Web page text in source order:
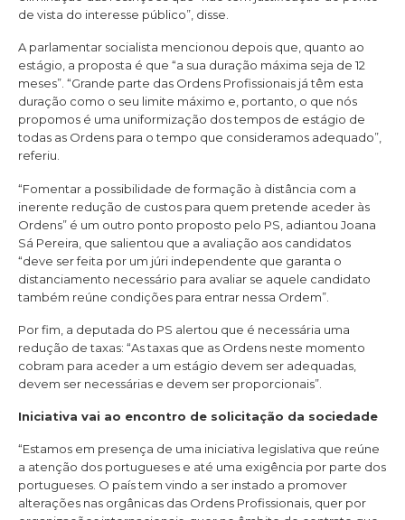
de vista do interesse público”, disse.
A parlamentar socialista mencionou depois que, quanto ao
estágio, a proposta é que “a sua duração máxima seja de 12
meses”. “Grande parte das Ordens Profissionais já têm esta
duração como o seu limite máximo e, portanto, o que nós
propomos é uma uniformização dos tempos de estágio de
todas as Ordens para o tempo que consideramos adequado”,
referiu.
“Fomentar a possibilidade de formação à distância com a
inerente redução de custos para quem pretende aceder às
Ordens” é um outro ponto proposto pelo PS, adiantou Joana
Sá Pereira, que salientou que a avaliação aos candidatos
“deve ser feita por um júri independente que garanta o
distanciamento necessário para avaliar se aquele candidato
também reúne condições para entrar nessa Ordem”.
Por fim, a deputada do PS alertou que é necessária uma
redução de taxas: “As taxas que as Ordens neste momento
cobram para aceder a um estágio devem ser adequadas,
devem ser necessárias e devem ser proporcionais”.
Iniciativa vai ao encontro de solicitação da sociedade
“Estamos em presença de uma iniciativa legislativa que reúne
a atenção dos portugueses e até uma exigência por parte dos
portugueses. O país tem vindo a ser instado a promover
alterações nas orgânicas das Ordens Profissionais, quer por